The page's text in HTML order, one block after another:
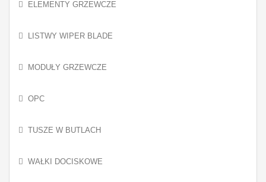
ELEMENTY GRZEWCZE
LISTWY WIPER BLADE
MODUŁY GRZEWCZE
OPC
TUSZE W BUTLACH
WAŁKI DOCISKOWE